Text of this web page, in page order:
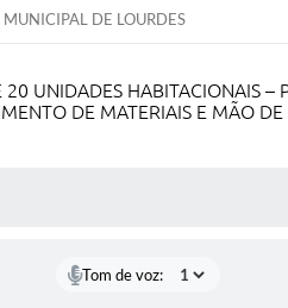
DE LOURDES
20 UNIDADES HABITACIONAIS
DE MATERIAIS E MÃO
Tom de voz: